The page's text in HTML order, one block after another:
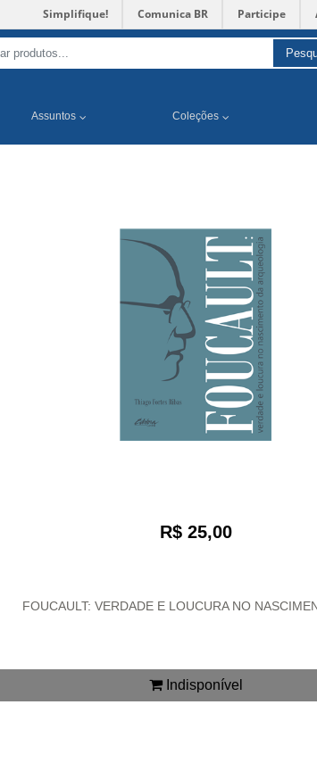
Simplifique! Comunica BR Participe
Assuntos Coleções
R$ 25,00
FOUCAULT: VERDADE E LOUCURA NO
Indisponível